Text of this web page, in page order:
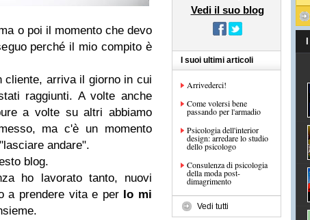
o poi il momento che devo
perché il mio compito è
cliente, arriva il giorno in cui
raggiunti. A volte anche
a volte su altri abbiamo
ma c'è un momento
andare".
blog.
ho lavorato tanto, nuovi
a prendere vita e per Io mi
Vedi il suo blog
I suoi ultimi articoli
Arrivederci!
Come volersi bene
passando per l'armadio
Psicologia dell'interior
design: arredare lo studio
dello psicologo
Consulenza di psicologia
della moda post-
dimagrimento
Vedi tutti